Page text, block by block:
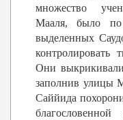
множество
Мааля, было по
выделенных
контролировать
Они
заполнив улицы
Саййида